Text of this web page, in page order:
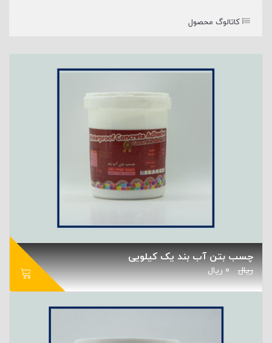
کاتالوگ محصول
چسب بتن آب بند یک کیلویی
ریال 0 ریال